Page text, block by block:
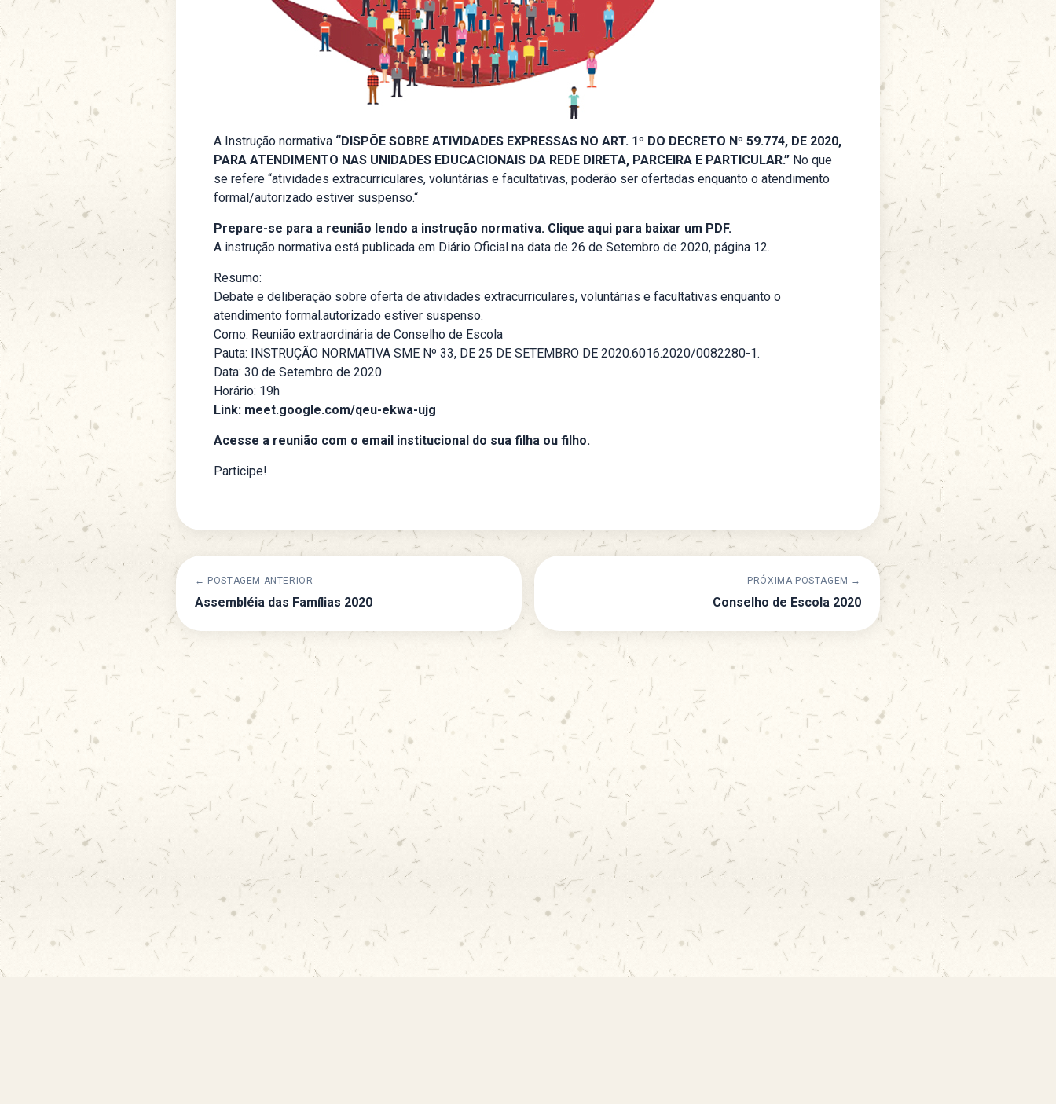
A Instrução normativa “DISPÕE SOBRE ATIVIDADES EXPRESSAS NO ART. 1º DO DECRETO Nº 59.774, DE 2020,
PARA ATENDIMENTO NAS UNIDADES EDUCACIONAIS DA REDE DIRETA, PARCEIRA E PARTICULAR.” No que
se refere “atividades extracurriculares, voluntárias e facultativas, poderão ser ofertadas enquanto o atendimento
formal/autorizado estiver suspenso.“
Prepare-se para a reunião lendo a instrução normativa. Clique aqui para baixar um PDF.
A instrução normativa está publicada em Diário Oficial na data de 26 de Setembro de 2020, página 12.
Resumo:
Debate e deliberação sobre oferta de atividades extracurriculares, voluntárias e facultativas enquanto o
atendimento formal.autorizado estiver suspenso.
Como: Reunião extraordinária de Conselho de Escola
Pauta: INSTRUÇÃO NORMATIVA SME Nº 33, DE 25 DE SETEMBRO DE 2020.6016.2020/0082280-1.
Data: 30 de Setembro de 2020
Horário: 19h
Link: meet.google.com/qeu-ekwa-ujg
Acesse a reunião com o email institucional do sua filha ou filho.
Participe!
← POSTAGEM ANTERIOR
Assembléia das Famílias 2020
PRÓXIMA POSTAGEM →
Conselho de Escola 2020